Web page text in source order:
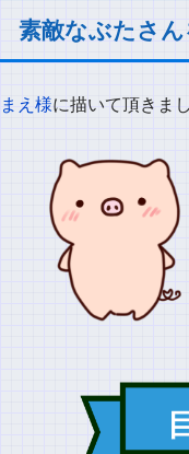
素敵なぶたさ
まえ様に描いて頂きま